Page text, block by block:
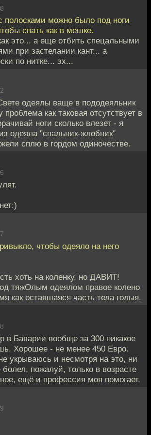
полосками можно было под ноги
спать как в мешке.
это... а еще отбить спецальными
при застелании кант... а
по нитке... эх...
одеялы ваще в пододеяльник
как таковая отсутствует в
ноги сколько влезет - я
одеяла "спальник-жлобник"
сплю в гордом одиночестве.
чтобы одеяло на него
хоть на коленку, но ДАВИТ!
тяжОлым одеялом правое колено
как оставшаяся часть тела голыя.
в Баварии вообще за 300 никакое
Хорошее - не менее 450 Евро.
укрываюсь и несмотря на это, ни
пожалуй, только в возрасте
ещё и профессия моя помогает.